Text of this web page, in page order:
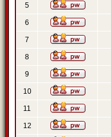
5
6
7
8
9
10
11
12